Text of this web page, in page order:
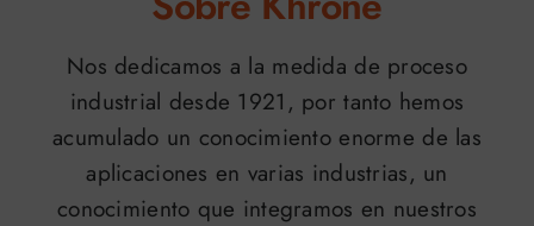
Nos dedicamos a la medida de proceso
industrial desde 1921, por tanto hemos
acumulado un conocimiento enorme de las
aplicaciones en varias industrias, un
conocimiento que integramos en nuestros